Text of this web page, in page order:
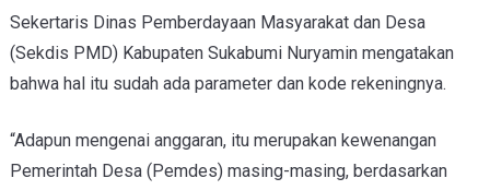
Sekertaris Dinas Pemberdayaan Masyarakat dan Desa
(Sekdis PMD) Kabupaten Sukabumi Nuryamin mengatakan
bahwa hal itu sudah ada parameter dan kode rekeningnya.
“Adapun mengenai anggaran, itu merupakan kewenangan
Pemerintah Desa (Pemdes) masing-masing, berdasarkan